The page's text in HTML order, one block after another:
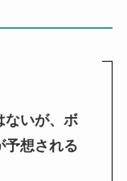
ないが、ボ
予想される